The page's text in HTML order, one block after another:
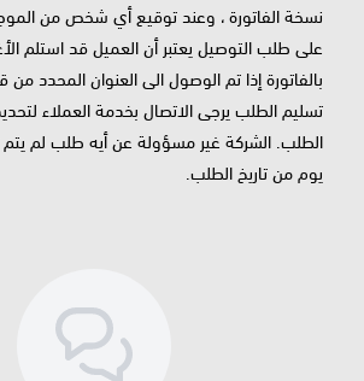
نسخة الفاتورة ، وعند توقيع أي شخص من
على طلب التوصيل يعتبر أن العميل قد استلم
بالفاتورة إذا تم الوصول الى العنوان المحدد
تسليم الطلب يرجى الاتصال بخدمة العملاء
يوم من تاريخ الطلب.